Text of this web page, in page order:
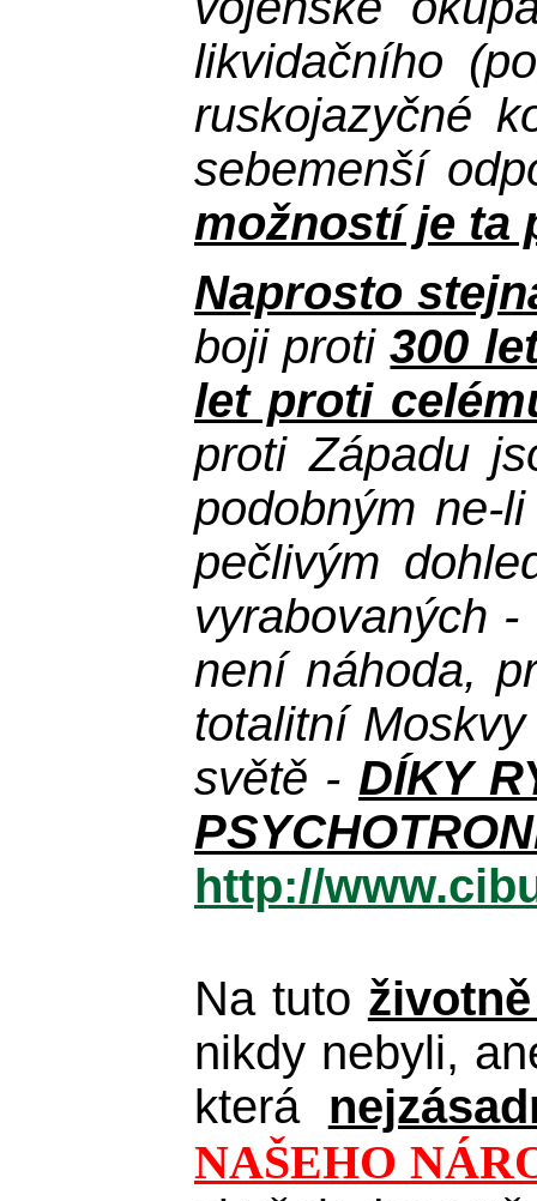
likvidačního
ruskojazyčné
sebemenší
možností je ta
Naprosto
boji proti300
let proti
proti Západu
podobným ne-
pečlivým
vyrabovaných
není náhoda,
totalitní
světě - DÍKY
http://
Na tuto
nikdy nebyli,
která
NAŠEHO